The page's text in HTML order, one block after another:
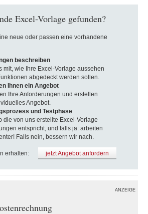
Excel-Vorlage gefunden?
neue oder passen eine vorhandene
beschreiben
mit, wie Ihre Excel-Vorlage aussehen
abgedeckt werden sollen.
Ihnen ein Angebot
Ihre Anforderungen und erstellen
Angebot.
und Testphase
die von uns erstellte Excel-Vorlage
entspricht, und falls ja: arbeiten
Falls nein, bessern wir nach.
erhalten: jetzt Angebot anfordern
ANZEIGE